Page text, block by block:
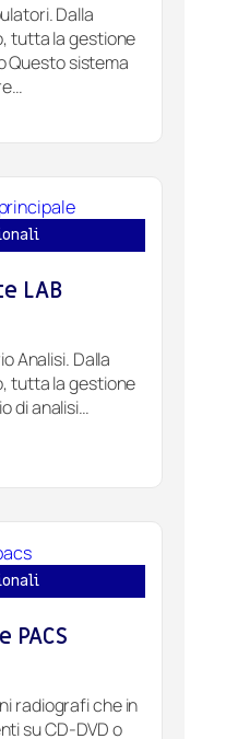
Dalla
tutta la gestione
Questo sistema
LAB
Analisi. Dalla
tutta la gestione
di analisi…
PACS
radiografi che in
su CD-DVD o